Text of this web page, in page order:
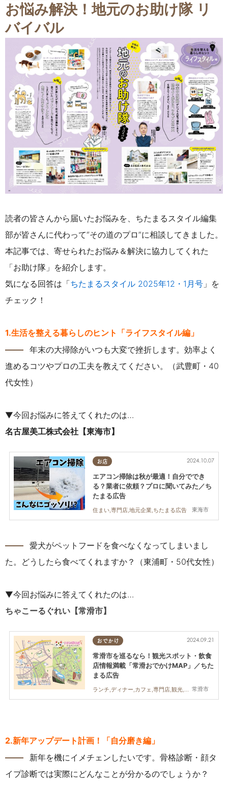
お悩み解決！地元のお助け隊 リ
バイバル
読者の皆さんから届いたお悩みを、ちたまるスタイル編集
部が皆さんに代わって“その道のプロ”に相談してきました。
本記事では、寄せられたお悩み＆解決に協力してくれた
「お助け隊」を紹介します。
気になる回答は「ちたまるスタイル 2025年12・1月号 」を
チェック！
1.生活を整える暮らしのヒント「ライフスタイル編」
―― 年末の大掃除がいつも大変で挫折します。効率よく
進めるコツやプロの工夫を教えてください。（武豊町・40
代女性）
▼今回お悩みに答えてくれたのは…
名古屋美工株式会社 【東海市】
お店
東海市
2024.10.07
エアコン掃除は秋が最適！自分ででき
る？業者に依頼？プロに聞いてみた／ち
たまる広告
住まい,専門店,地元企業,ちたまる広告
―― 愛犬がペットフードを食べなくなってしまいまし
た。どうしたら食べてくれますか？（東浦町・50代女性）
▼今回お悩みに答えてくれたのは…
ちゃこーるぐれい【常滑市】
おでかけ
常滑市
2024.09.21
常滑市を巡るなら！観光スポット・飲食
店情報満載「常滑おでかけMAP」／ちた
まる広告
2.新年アップデート計画！「自分磨き編」
―― 新年を機にイメチェンしたいです。骨格診断・顔タ
イプ診断では実際にどんなことが分かるのでしょうか？